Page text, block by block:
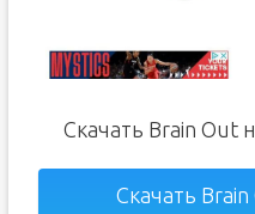
Скачать Brain Out
Скачать Brain